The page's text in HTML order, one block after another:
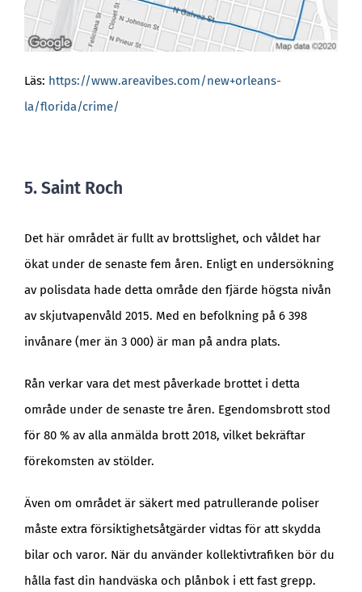
Läs: https://www.areavibes.com/new+orleans-
la/florida/crime/
5. Saint Roch
Det här området är fullt av brottslighet, och våldet har
ökat under de senaste fem åren. Enligt en undersökning
av polisdata hade detta område den fjärde högsta nivån
av skjutvapenvåld 2015. Med en befolkning på 6 398
invånare (mer än 3 000) är man på andra plats.
Rån verkar vara det mest påverkade brottet i detta
område under de senaste tre åren. Egendomsbrott stod
för 80 % av alla anmälda brott 2018, vilket bekräftar
förekomsten av stölder.
Även om området är säkert med patrullerande poliser
måste extra försiktighetsåtgärder vidtas för att skydda
bilar och varor. När du använder kollektivtrafiken bör du
hålla fast din handväska och plånbok i ett fast grepp.